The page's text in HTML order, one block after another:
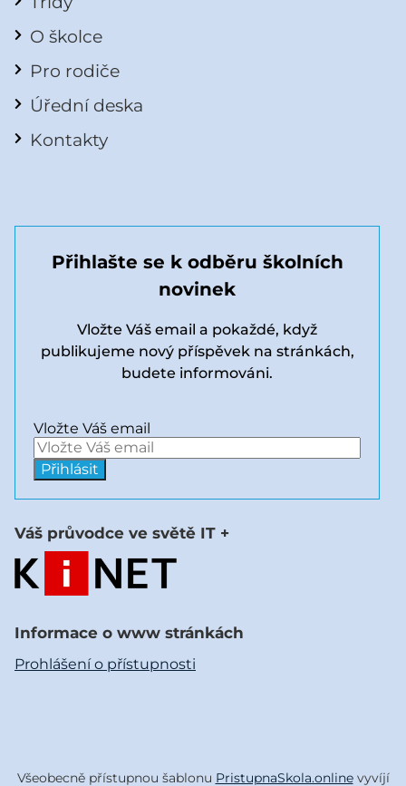
O školce
Pro rodiče
Úřední deska
Kontakty
Přihlašte se k odběru školních
novinek
Vložte Váš email a pokaždé, když
publikujeme nový příspěvek na stránkách,
budete informováni.
Vložte Váš email
Váš průvodce ve světě IT +
Informace o www stránkách
Prohlášení o přístupnosti
Všeobecně přístupnou šablonu PristupnaSkola.onlinevyvíjí